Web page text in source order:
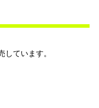
ています。